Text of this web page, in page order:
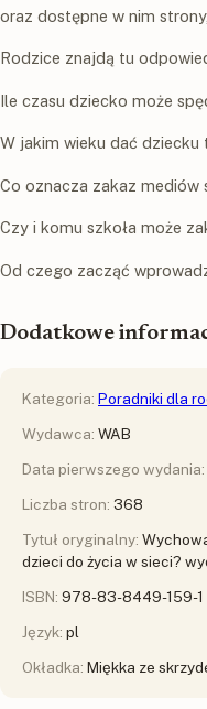
oraz dostępne w nim
Rodzice znajdą tu
Ile czasu dziecko może
W jakim wieku dać dziecku
Co oznacza zakaz mediów
Czy i komu szkoła może
Od czego zacząć
Dodatkowe
Kategoria: Poradniki dla
Wydawca: WAB
Data pierwszego wydania:
Liczba stron: 368
Tytuł oryginalny:
dzieci do życia w sieci?
ISBN: 978-83-8449-159-1
Język: pl
Okładka: Miękka ze